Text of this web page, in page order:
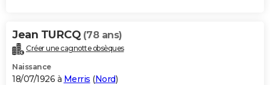
Jean TURCQ (78 ans)
Créer une cagnotte obsèques
Naissance
18/07/1926 à Merris (Nord)